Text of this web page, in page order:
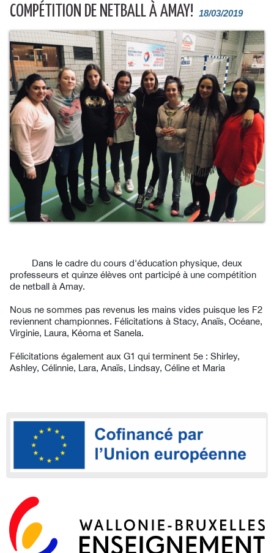
COMPÉTITION DE NETBALL À AMAY! 18/03/2019
Dans le cadre du cours d'éducation physique, deux
professeurs et quinze élèves ont participé à une compétition
de netball à Amay.
Nous ne sommes pas revenus les mains vides puisque les F2
reviennent championnes. Félicitations à Stacy, Anaïs, Océane,
Virginie, Laura, Kéoma et Sanela.
Félicitations également aux G1 qui terminent 5e : Shirley,
Ashley, Célinnie, Lara, Anaïs, Lindsay, Céline et Maria